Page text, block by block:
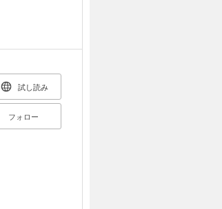
試し読み
フォロー